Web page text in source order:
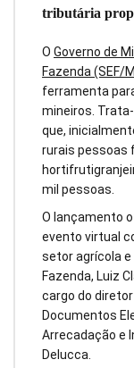
tributária
O Governo de
Fazenda (SEF/
ferramenta
mineiros. Trata-
que,
rurais pessoas
mil pessoas.
O lançamento
evento virtual
setor agrícola
Fazenda, Luiz
cargo do
Documentos
Arrecadação e
Delucca.